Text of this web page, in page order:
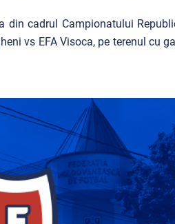
din cadrul Campionatului
vs EFA Visoca, pe terenul cu